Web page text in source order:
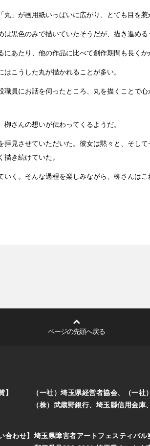
」が画用紙いっぱいに広がり、とても目を惹
黒色のみで描いていたそうだが、描き進め
あたり、他の作品に比べて創作期間も長くか
こうした丸が描かれることが多い。
員にお話を伺ったところ、丸を描くことで
さんの想いが伝わってくるようだ。
見させていただいた。彼女は黙々と、そし
き続けていた。
く。そんな過程を楽しみながら、栁さんはこ
ページの先頭へ戻る
】
（一社）埼玉県経営者協会、（一
（株）武蔵野銀行、埼玉縣信用金庫
合わせ】 埼玉県障害者アートフェスティバル